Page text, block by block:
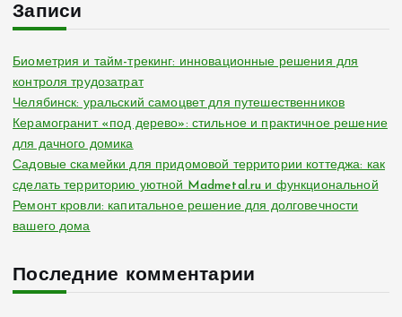
Записи
Биометрия и тайм-трекинг: инновационные решения для
контроля трудозатрат
Челябинск: уральский самоцвет для путешественников
Керамогранит «под дерево»: стильное и практичное решение
для дачного домика
Садовые скамейки для придомовой территории коттеджа: как
сделать территорию уютной Madmetal.ru и функциональной
Ремонт кровли: капитальное решение для долговечности
вашего дома
Последние комментарии